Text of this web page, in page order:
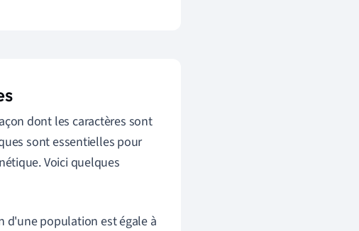
dont les caractères sont
sont essentielles pour
Voici quelques
d'une population est égale à